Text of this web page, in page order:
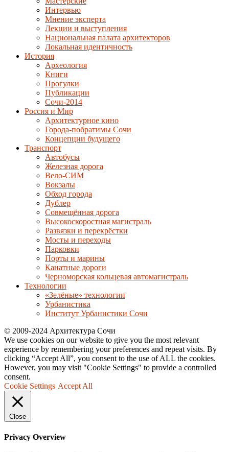
Интервью
Мнение эксперта
Лекции и выступления
Национальная палата архитекторов
Локальная идентичность
История
Археология
Книги
Прогулки
Публикации
Сочи-2014
Россия и Мир
Архитектурное кино
Города-побратимы Сочи
Концепции будущего
Транспорт
Автобусы
Железная дорога
Вело-СИМ
Вокзалы
Обход города
Дублер
Совмещённая дорога
Высокоскоростная магистраль
Развязки и перекрёстки
Мосты и переходы
Парковки
Порты и марины
Канатные дороги
Черноморская кольцевая автомагистраль
Технологии
«Зелёные» технологии
Урбанистика
Институт Урбанистики Сочи
© 2009-2024 Архитектура Сочи
We use cookies on our website to give you the most relevant
experience by remembering your preferences and repeat visits. By
clicking “Accept All”, you consent to the use of ALL the cookies.
However, you may visit "Cookie Settings" to provide a controlled
consent.
Cookie Settings Accept All
Close
Privacy Overview